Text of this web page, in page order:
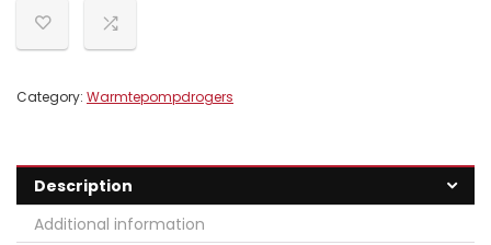
Category: Warmtepompdrogers
Description
Additional information